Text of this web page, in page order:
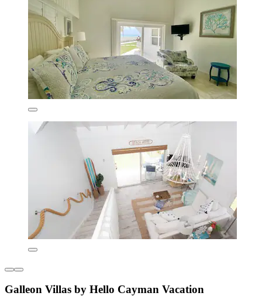
Galleon Villas by Hello Cayman Vacation